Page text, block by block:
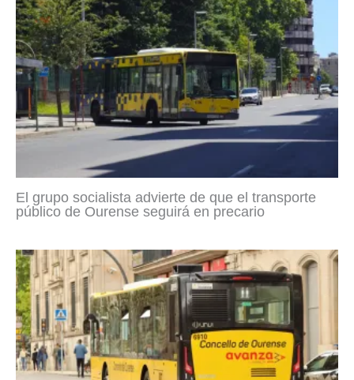
El grupo socialista advierte de que el transporte
público de Ourense seguirá en precario